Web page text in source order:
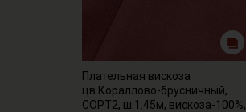
Плательная вискоза
цв.Кораллово-брусничный,
СОРТ2, ш.1.45м, вискоза-100%,